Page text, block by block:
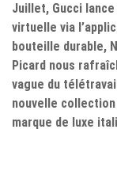
Juillet, Gucci
virtuelle via
bouteille durable,
Picard nous
vague du
nouvelle collection
marque de luxe